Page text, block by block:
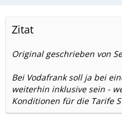
Zitat
Original geschrieben von
Bei Vodafrank soll ja bei
weiterhin inklusive sein -
Konditionen für die Tarife